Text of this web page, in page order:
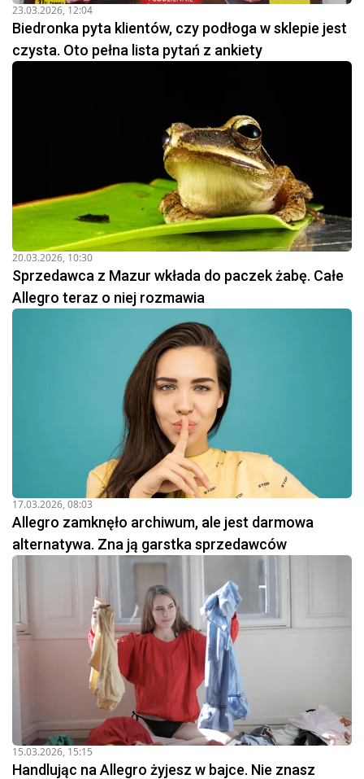
23.03.2026, 12:04
Biedronka pyta klientów, czy podłoga w sklepie jest
czysta. Oto pełna lista pytań z ankiety
20.03.2026, 10:30
Sprzedawca z Mazur wkłada do paczek żabę. Całe
Allegro teraz o niej rozmawia
17.03.2026, 08:03
Allegro zamknęło archiwum, ale jest darmowa
alternatywa. Zna ją garstka sprzedawców
15.03.2026, 15:15
Handlując na Allegro żyjesz w bajce. Nie znasz